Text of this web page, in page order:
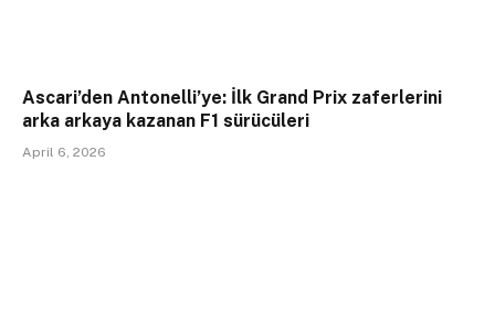
Ascari’den Antonelli’ye: İlk Grand Prix zaferlerini
arka arkaya kazanan F1 sürücüleri
April 6, 2026